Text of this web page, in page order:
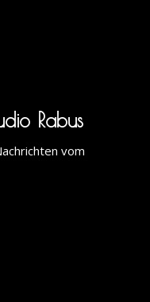
Rabus
vom